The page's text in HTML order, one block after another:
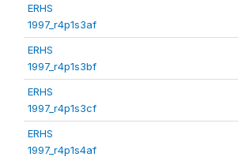
ERHS
1997_r4p1s3af
ERHS
1997_r4p1s3bf
ERHS
1997_r4p1s3cf
ERHS
1997_r4p1s4af